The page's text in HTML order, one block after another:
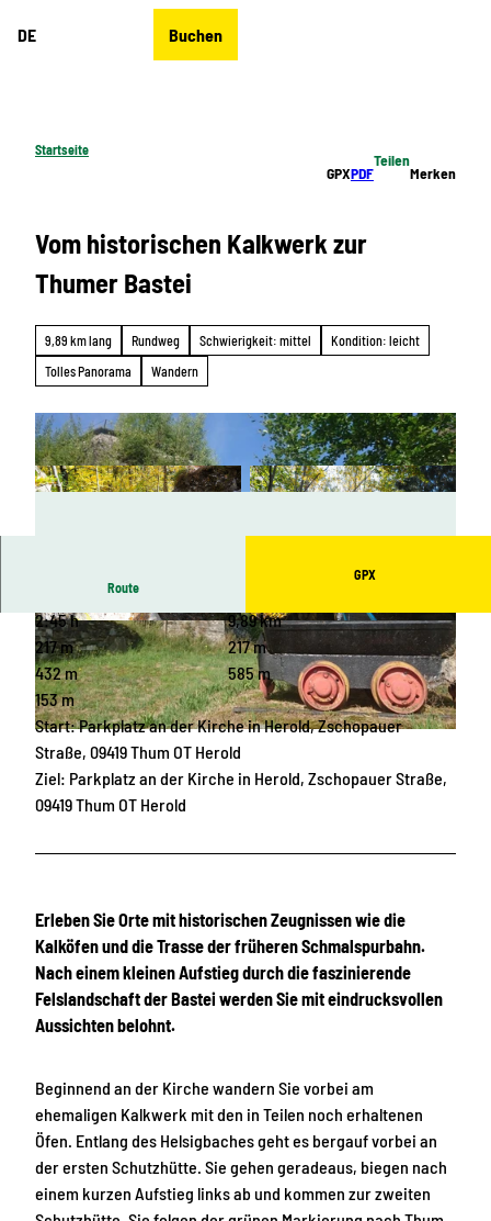
DE Buchen
Startseite
GPXPDF
Teilen
Merken
Vom historischen Kalkwerk zur
Thumer Bastei
9,89 km lang Rundweg Schwierigkeit: mittel
Kondition: leicht
Tolles Panorama
Wandern
© Corinna Bergelt, Greifensteinregion |
© Patrick Eichler, Greifensteinregion |
CC-BY-ND
© Patrick Eichler, Greifensteinregion |
CC-BY-ND
Route
GPX
2:45 h
9,89 km
217 m
217 m
432 m
585 m
153 m
Start: Parkplatz an der Kirche in Herold, Zschopauer
Straße, 09419 Thum OT Herold
Ziel: Parkplatz an der Kirche in Herold, Zschopauer Straße,
09419 Thum OT Herold
Erleben Sie Orte mit historischen Zeugnissen wie die
Kalköfen und die Trasse der früheren Schmalspurbahn.
Nach einem kleinen Aufstieg durch die faszinierende
Felslandschaft der Bastei werden Sie mit eindrucksvollen
Aussichten belohnt.
Beginnend an der Kirche wandern Sie vorbei am
ehemaligen Kalkwerk mit den in Teilen noch erhaltenen
Öfen. Entlang des Helsigbaches geht es bergauf vorbei an
der ersten Schutzhütte. Sie gehen geradeaus, biegen nach
einem kurzen Aufstieg links ab und kommen zur zweiten